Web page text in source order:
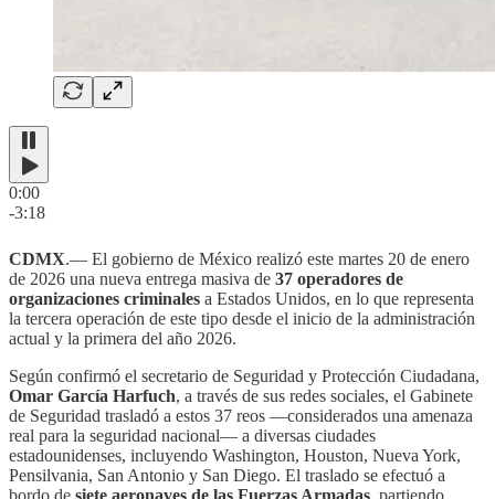
0:00
-3:18
CDMX.— El gobierno de México realizó este martes 20 de enero
de 2026 una nueva entrega masiva de 37 operadores de
organizaciones criminales a Estados Unidos, en lo que representa
la tercera operación de este tipo desde el inicio de la administración
actual y la primera del año 2026.
Según confirmó el secretario de Seguridad y Protección Ciudadana,
Omar García Harfuch, a través de sus redes sociales, el Gabinete
de Seguridad trasladó a estos 37 reos —considerados una amenaza
real para la seguridad nacional— a diversas ciudades
estadounidenses, incluyendo Washington, Houston, Nueva York,
Pensilvania, San Antonio y San Diego. El traslado se efectuó a
bordo de siete aeronaves de las Fuerzas Armadas , partiendo